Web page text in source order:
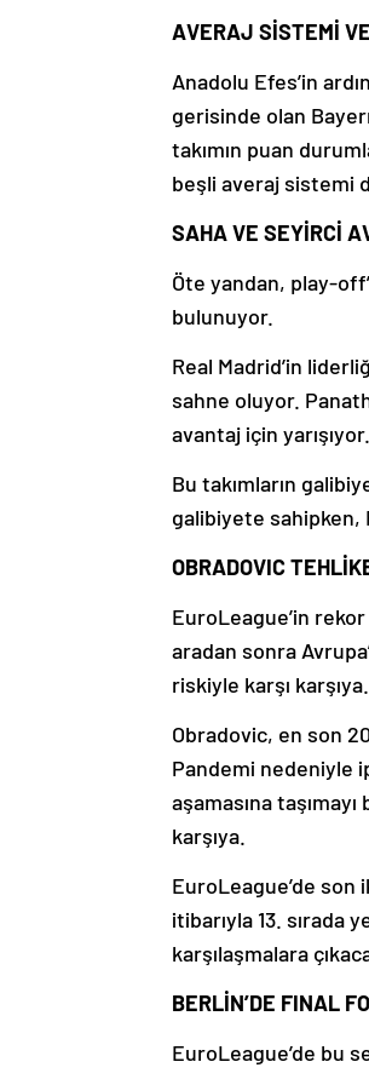
AVERAJ SİSTEMİ
Anadolu Efes’in
gerisinde olan
takımın puan
beşli averaj sistemi
SAHA VE SEYİRCİ
Öte yandan, play-
bulunuyor.
Real Madrid’in
sahne oluyor.
avantaj için yarışıyor.
Bu takımların
galibiyete sahipken,
OBRADOVIC
EuroLeague’in
aradan sonra
riskiyle karşı karşıya.
Obradovic, en son
Pandemi nedeniyle
aşamasına
karşıya.
EuroLeague’de
itibarıyla 13. sırada
karşılaşmalara
BERLİN’DE FINAL
EuroLeague’de bu